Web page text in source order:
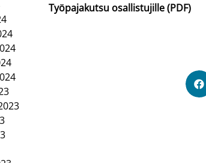
Työpajakutsu osallistujille (PDF)